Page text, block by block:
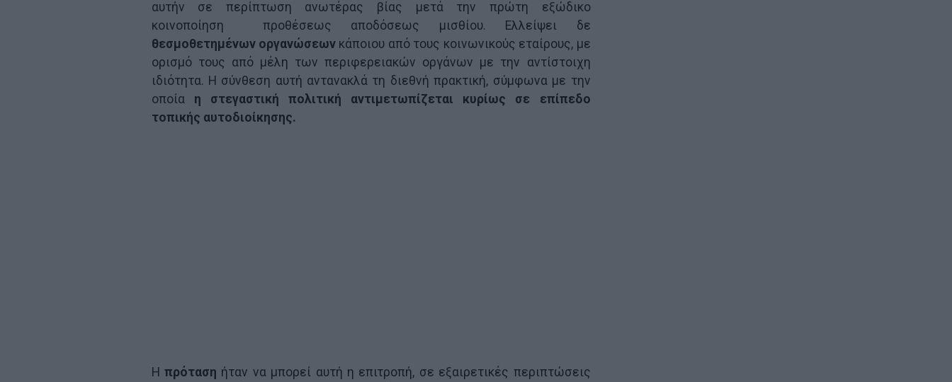
αυτήν σε περίπτωση ανωτέρας βίας μετά την πρώτη εξώδικο
κοινοποίηση προθέσεως αποδόσεως μισθίου. Ελλείψει δε
θεσμοθετημένων οργανώσεωνκάποιου από τους κοινωνικούς εταίρους, με
ορισμό τους από μέλη των περιφερειακών οργάνων με την αντίστοιχη
ιδιότητα. Η σύνθεση αυτή αντανακλά τη διεθνή πρακτική, σύμφωνα με την
οποία η στεγαστική πολιτική αντιμετωπίζεται κυρίως σε επίπεδο
τοπικής αυτοδιοίκησης.
Η πρόταση ήταν να μπορεί αυτή η επιτροπή, σε εξαιρετικές περιπτώσεις